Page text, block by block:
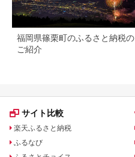
福岡県篠栗町のふるさと納税の
ご紹介
サイト比較
楽天ふるさと納税
ふるなび